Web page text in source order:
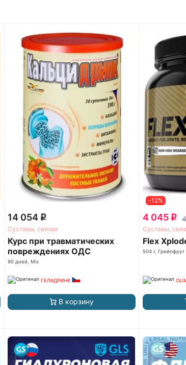
14 054 q
Суставы, связки
Курс при травматических
повреждениях ОДС
90 дней, Mix
ГЕЛАДРИНК
В корзину
-12%
4 045 q
Суставы,
Flex
504 г, Грейпфрут